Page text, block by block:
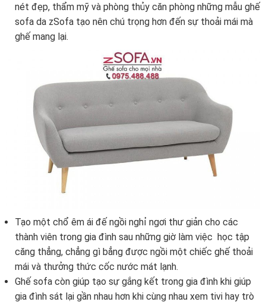
nét đẹp, thẩm mỹ và phòng thủy căn phòng những mẫu ghế
sofa da zSofa tạo nên chú trọng hơn đến sự thoải mái mà
ghế mang lại.
Tạo một chổ êm ái đế ngồi nghỉ ngơi thư giản cho các
thành viên trong gia đình sau những giờ làm việc học tập
căng thẳng, chẳng gì bẳng được ngồi một chiếc ghế thoải
mái và thưởng thức cốc nước mát lạnh.
Ghế sofa còn giúp tạo sự gắng kết trong gia đình khi giúp
gia đình sát lại gần nhau hơn khi cùng nhau xem tivi hay trò